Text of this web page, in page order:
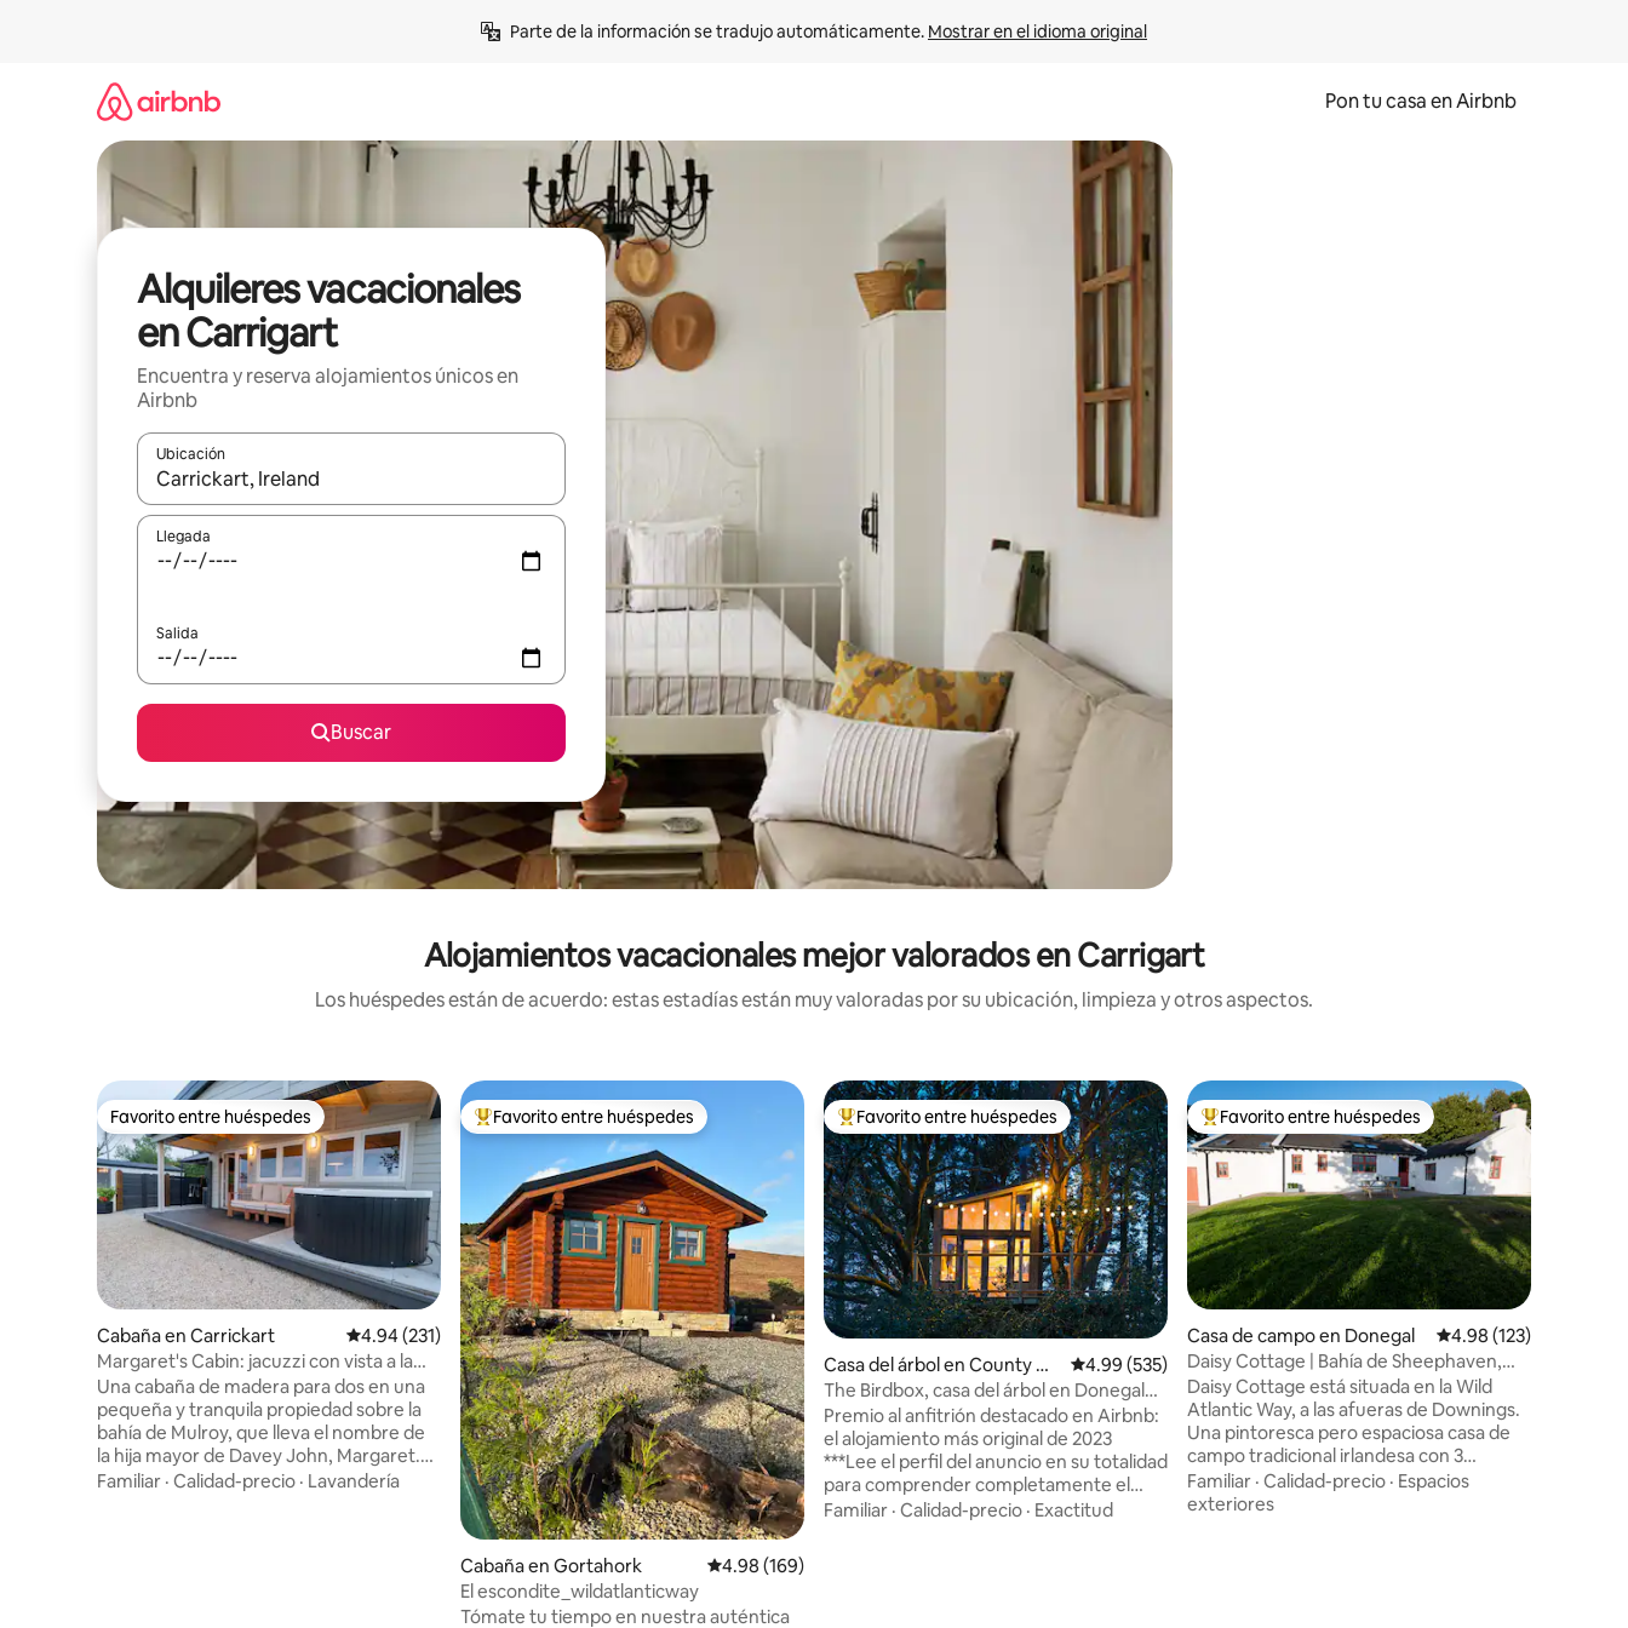
Parte de la información se tradujo automáticamente. Mostrar en el idioma original
Pon tu casa en Airbnb
Alquileres vacacionales
en Carrigart
Encuentra y reserva alojamientos únicos en
Airbnb
Ubicación
Cuando los resultados estén disponibles, navega con las teclas de flecha hacia arriba y hacia abajo o explora con el tacto o desliza el dedo.
Llegada
Salida
Buscar
Alojamientos vacacionales mejor valorados en Carrigart
Los huéspedes están de acuerdo: estas estadías están muy valoradas por su ubicación, limpieza y otros aspectos.
Favorito entre huéspedes
Favorito entre huéspedes
Cabaña en Carrickart Calificación promedio: 4.94 de 5, 231 reseñas
4.94 (231)
Margaret's Cabin: jacuzzi con vista a la
bahía de Mulroy
Una cabaña de madera para dos en una
pequeña y tranquila propiedad sobre la
bahía de Mulroy, que lleva el nombre de
la hija mayor de Davey John, Margaret.
La calidez de un chalet con una paleta
Familiar · Calidad-precio · Lavandería
Favorito entre huéspedes preferido
Favorito entre huéspedes
Cabaña en Gortahork Calificación promedio: 4.98 de 5, 169 reseñas
4.98 (169)
El escondite_wildatlanticway
Tómate tu tiempo en nuestra auténtica
Favorito entre huéspedes preferido
Favorito entre huéspedes
Casa del árbol en County Do
negal
Calificación promedio: 4.99 de 5, 535 reseñas
4.99 (535)
The Birdbox, casa del árbol en Donegal
con vistas a Glenveagh
Premio al anfitrión destacado en Airbnb:
el alojamiento más original de 2023
***Lee el perfil del anuncio en su totalidad
para comprender completamente el
espacio antes de reservar.*** The
Familiar · Calidad-precio · Exactitud
Favorito entre huéspedes preferido
Favorito entre huéspedes
Casa de campo en Donegal Calificación promedio:
4.98 (123)
Daisy Cottage | Bahía de Sheephaven,
Downings, Donegal
Daisy Cottage está situada en la Wild
Atlantic Way, a las afueras de Downings.
Una pintoresca pero espaciosa casa de
campo tradicional irlandesa con 3
dormitorios dobles y un sofá cama
adicional. Rodeada de hermosos
Familiar · Calidad-precio · Espacios
exteriores